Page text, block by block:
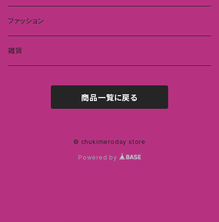
ファッション
雑貨
商品一覧に戻る
© chukimeroday store
Powered by